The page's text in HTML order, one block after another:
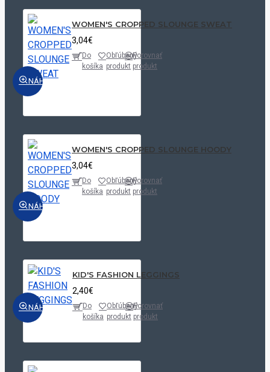
NÁHĽAD
WOMEN'S CROPPED SLOUNGE SWEAT
3,04€
Do
košíka
Obľúbený
produkt
Porovnať
produkt
NÁHĽAD
WOMEN'S CROPPED SLOUNGE HOODY
3,04€
Do
košíka
Obľúbený
produkt
Porovnať
produkt
NÁHĽAD
KID'S FASHION LEGGINGS
2,40€
Do
košíka
Obľúbený
produkt
Porovnať
produkt